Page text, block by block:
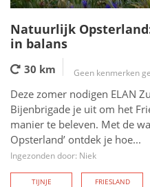
Natuurlijk
in balans
30 km Geen kenmerken
Deze zomer nodigen ELAN
Bijenbrigade je uit om het
manier te beleven. Met de
Opsterland’ ontdek je hoe...
Ingezonden door: Niek
TIJNJE FRIESLAND